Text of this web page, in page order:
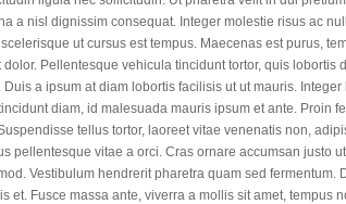
a nisl dignissim consequat. Integer molestie risus ac
ut cursus est tempus. Maecenas est purus,
dolor. Pellentesque vehicula tincidunt tortor, quis lobortis
Duis a ipsum at diam lobortis facilisis ut ut mauris.
diam, id malesuada mauris ipsum et ante. Proin
tellus tortor, laoreet vitae venenatis non,
pellentesque vitae a orci. Cras ornare accumsan justo
Vestibulum hendrerit pharetra quam sed
et. Fusce massa ante, viverra a mollis sit amet, tempus